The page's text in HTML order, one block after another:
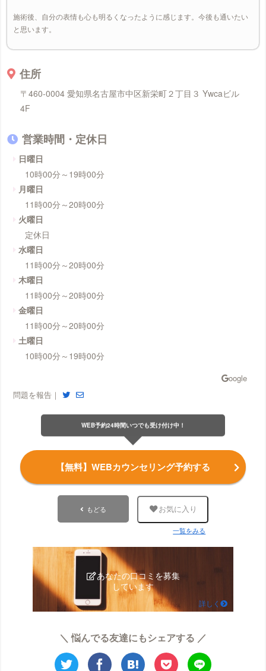
施術後、自分の表情も心も明るくなったように感じます。今後も通いたい
と思います。
住所
〒460-0004 愛知県名古屋市中区新栄町２丁目３ Ywcaビル
4F
営業時間・定休日
日曜日
10時00分～19時00分
月曜日
11時00分～20時00分
火曜日
定休日
水曜日
11時00分～20時00分
木曜日
11時00分～20時00分
金曜日
11時00分～20時00分
土曜日
10時00分～19時00分
問題を報告｜
WEB予約24時間いつでも受け付け中！
【無料】WEBカウンセリング予約する
もどる お気に入り
一覧をみる
あなたの口コミを募集
しています
詳しく
＼ 悩んでる友達にもシェアする ／